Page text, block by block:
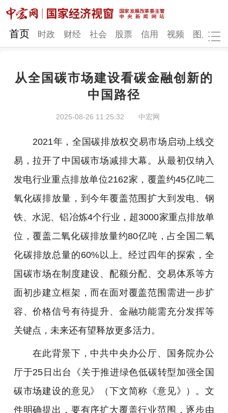
网站地图
财经 社会
图片
地方发展
首页 时政 财经 社会 股票 信用 视频 图片
从全国碳市场建设看碳金融创新的
中国路径
2025-08-26 11:25:32 中宏网
2021年，全国碳排放权交易市场启动上线交
易，拉开了中国碳市场减排大幕。从最初仅纳入
发电行业重点排放单位2162家，覆盖约45亿吨二
氧化碳排放量，到今年覆盖范围扩大到发电、钢
铁、水泥、铝冶炼4个行业，超3000家重点排放单
位，覆盖二氧化碳排放量约80亿吨，占全国二氧
化碳排放总量的60%以上。经过四年的探索，全
国碳市场在制度建设、配额分配、交易体系等方
面初步建立框架，而在面对覆盖范围需进一步扩
容、价格信号有待提升、金融功能需充分发挥等
关键点，未来还有望释放更多活力。
在此背景下，中共中央办公厅、国务院办公
厅于25日出台《关于推进绿色低碳转型加强全国
碳市场建设的意见》（下文简称《意见》）。文
件明确提出，要有序扩大覆盖行业范围，逐步由